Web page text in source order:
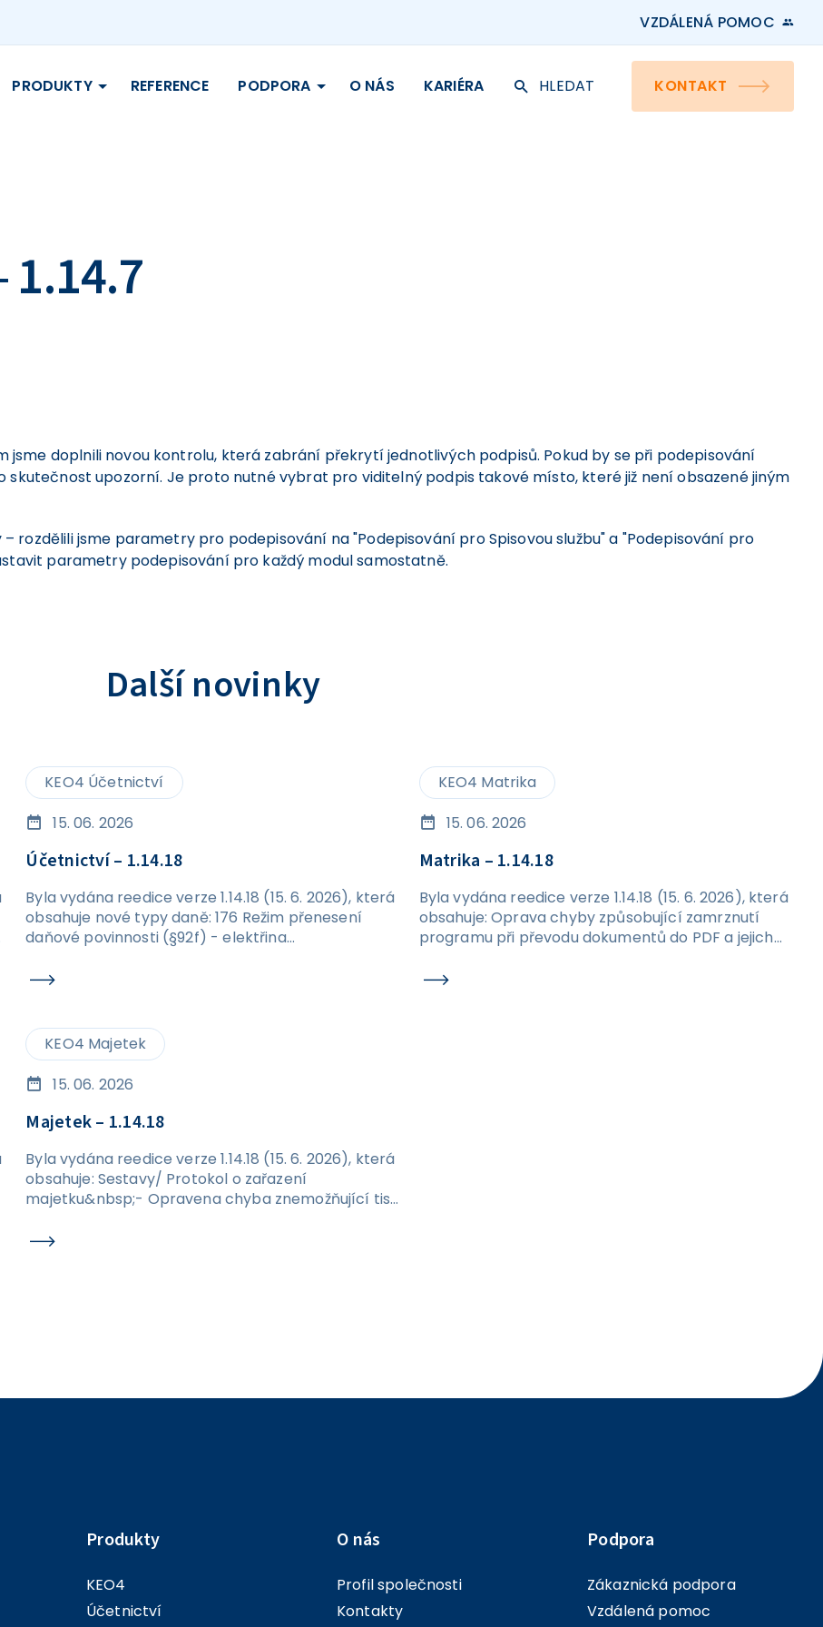
VZDÁLENÁ POMOC
PRODUKTY REFERENCE PODPORA O NÁS KARIÉRA HLEDAT KONTAKT
1.14.7
jsme doplnili novou kontrolu, která zabrání překrytí jednotlivých podpisů. Pokud by se při podepisování
upozorní. Je proto nutné vybrat pro viditelný podpis takové místo, které již není obsazené jiným
jsme parametry pro podepisování na "Podepisování pro Spisovou službu" a "Podepisování pro
parametry podepisování pro každý modul samostatně.
Další novinky
KEO4 Účetnictví
15. 06. 2026
Účetnictví – 1.14.18
Byla vydána reedice verze 1.14.18 (15. 6. 2026), která
obsahuje nové typy daně: 176 Režim přenesení
daňové povinnosti (§92f) - elektřina
(§92f) - elektřina
KEO4 Matrika
15. 06. 2026
Matrika – 1.14.18
Byla vydána reedice verze 1.14.18 (15. 6. 2026), která
obsahuje: Oprava chyby způsobující zamrznutí
programu při převodu dokumentů do PDF a jejich
KEO4 Majetek
15. 06. 2026
Majetek – 1.14.18
Byla vydána reedice verze 1.14.18 (15. 6. 2026), která
obsahuje: Sestavy/ Protokol o zařazení
majetku&nbsp;- Opravena chyba znemožňující tisk
Transfery / Detail – AU 403 - Odstraněn problém s
Produkty
KEO4
Účetnictví
O nás
Profil společnosti
Kontakty
Podpora
Zákaznická podpora
Vzdálená pomoc